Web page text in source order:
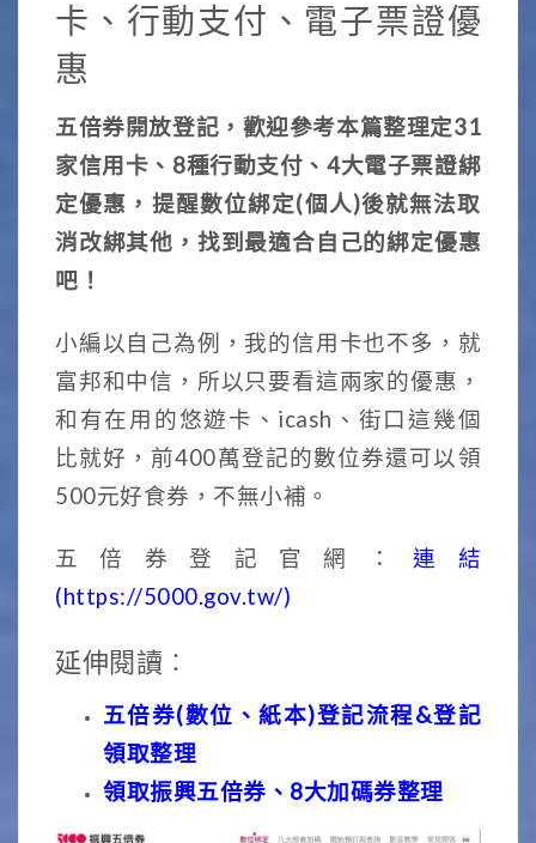
卡、行動支付、電子票證優
惠
五倍券開放登記，歡迎參考本篇整理定31
家信用卡、8種行動支付、4大電子票證綁
定優惠，提醒數位綁定(個人)後就無法取
消改綁其他，找到最適合自己的綁定優惠
吧！
小編以自己為例，我的信用卡也不多，就
富邦和中信，所以只要看這兩家的優惠，
和有在用的悠遊卡、icash、街口這幾個
比就好，前400萬登記的數位券還可以領
500元好食券，不無小補。
五倍券登記官網：連結
(https://5000.gov.tw/)
延伸閱讀︰
五倍券(數位、紙本)登記流程&登記
領取整理
領取振興五倍券、8大加碼券整理